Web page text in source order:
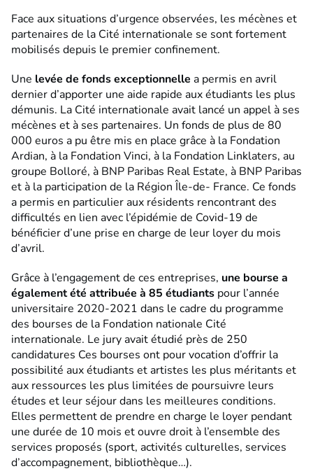
Face aux situations d’urgence observées, les mécènes et
partenaires de la Cité internationale se sont fortement
mobilisés depuis le premier confinement.
Une levée de fonds exceptionnelle a permis en avril
dernier d’apporter une aide rapide aux étudiants les plus
démunis. La Cité internationale avait lancé un appel à ses
mécènes et à ses partenaires. Un fonds de plus de 80
000 euros a pu être mis en place grâce à la Fondation
Ardian, à la Fondation Vinci, à la Fondation Linklaters, au
groupe Bolloré, à BNP Paribas Real Estate, à BNP Paribas
et à la participation de la Région Île-de- France. Ce fonds
a permis en particulier aux résidents rencontrant des
difficultés en lien avec l’épidémie de Covid-19 de
bénéficier d’une prise en charge de leur loyer du mois
d’avril.
Grâce à l’engagement de ces entreprises, une bourse a
également été attribuée à 85 étudiants pour l’année
universitaire 2020-2021 dans le cadre du programme
des bourses de la Fondation nationale Cité
internationale. Le jury avait étudié près de 250
candidatures Ces bourses ont pour vocation d’offrir la
possibilité aux étudiants et artistes les plus méritants et
aux ressources les plus limitées de poursuivre leurs
études et leur séjour dans les meilleures conditions.
Elles permettent de prendre en charge le loyer pendant
une durée de 10 mois et ouvre droit à l’ensemble des
services proposés (sport, activités culturelles, services
d’accompagnement, bibliothèque…).